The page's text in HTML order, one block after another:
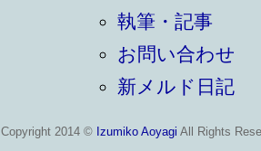
執筆・記事
お問い合わせ
新メルド日記
Copyright 2014 © Izumiko Aoyagi All Rights